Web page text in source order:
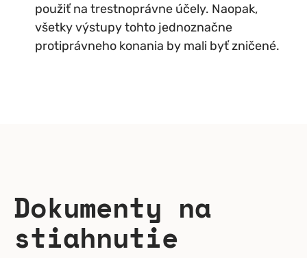
použiť na trestnoprávne účely. Naopak,
všetky výstupy tohto jednoznačne
protiprávneho konania by mali byť zničené.
Dokumenty na
stiahnutie